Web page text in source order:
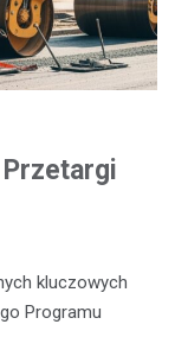
kluczowych
Programu